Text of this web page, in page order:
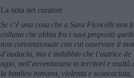
La nota del curatore
Se c’è una cosa che a Sara Ficocelli
collana che abbia fra i suoi propositi
non convenzionale con cui osservare il
d’audacia, ma è indubbio che l’autrice
agio, nell’avventurarsi in territori e realtà
la banlieu romana, violenta e